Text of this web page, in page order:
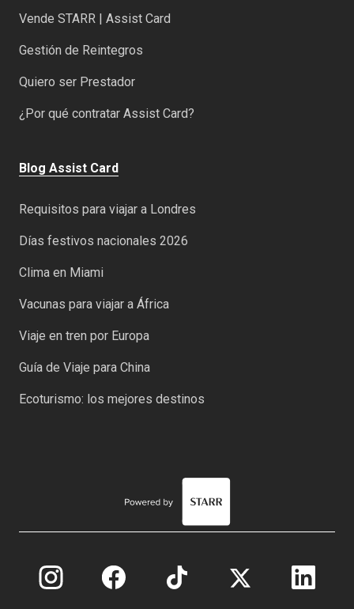
Vende STARR | Assist Card
Gestión de Reintegros
Quiero ser Prestador
¿Por qué contratar Assist Card?
Blog Assist Card
Requisitos para viajar a Londres
Días festivos nacionales 2026
Clima en Miami
Vacunas para viajar a África
Viaje en tren por Europa
Guía de Viaje para China
Ecoturismo: los mejores destinos